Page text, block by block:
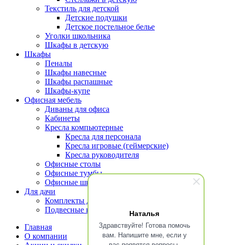
Наталья
Здравствуйте! Готова помочь
вам. Напишите мне, если у
Текстиль для детской
Детские подушки
Детское постельное белье
Уголки школьника
Шкафы в детскую
Шкафы
Пеналы
Шкафы навесные
Шкафы распашные
Шкафы-купе
Офисная мебель
Диваны для офиса
Кабинеты
Кресла компьютерные
Кресла для персонала
Кресла игровые (геймерские)
Кресла руководителя
Офисные столы
Офисные тумбы
Офисные шкафы и стеллажи
Для дачи
Комплекты для террасы
Подвесные кресла
Главная
О компании